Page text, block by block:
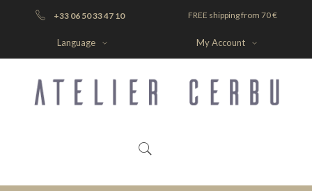
+33 06 50 33 47 10 FREE shipping from 70 €
Language My Account